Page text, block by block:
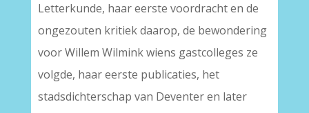
Letterkunde, haar eerste voordracht en de
ongezouten kritiek daarop, de bewondering
voor Willem Wilmink wiens gastcolleges ze
volgde, haar eerste publicaties, het
stadsdichterschap van Deventer en later